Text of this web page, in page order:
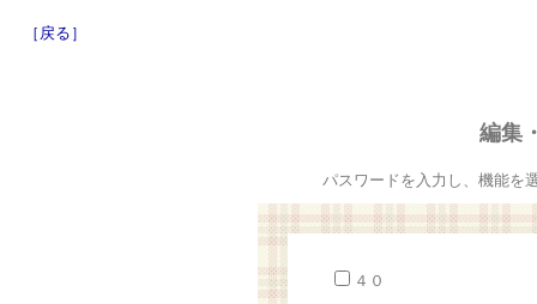
［戻る］
編集
パスワードを入力し、機能を
４０